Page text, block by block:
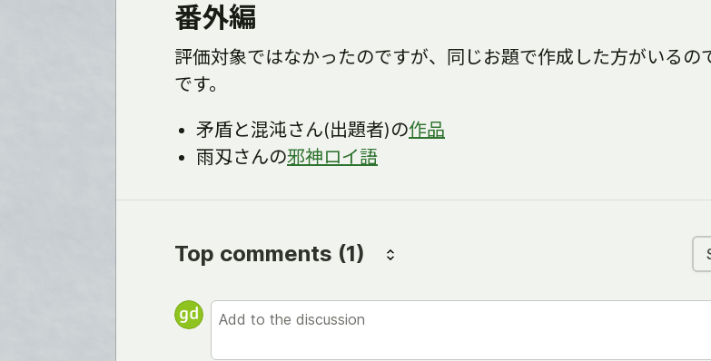
番外編
評価対象ではなかったのですが、同じお題で作成した方がいるの
です。
矛盾と混沌さん(出題者)の作品
雨刄さんの邪神ロイ語
Top comments (1)